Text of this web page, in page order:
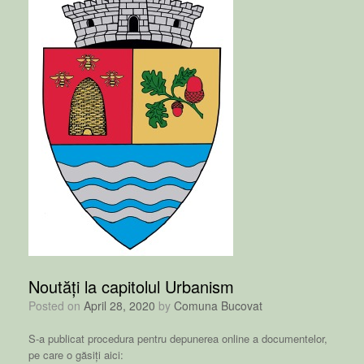
Noutăți la capitolul Urbanism
Posted on April 28, 2020 by Comuna Bucovat
S-a publicat procedura pentru depunerea online a documentelor,
pe care o găsiți aici: